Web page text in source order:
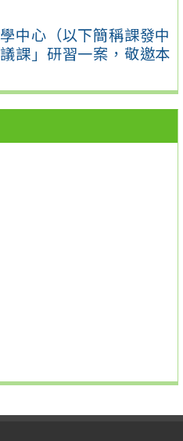
中心（以下簡稱課發中
課」研習一案，敬邀本